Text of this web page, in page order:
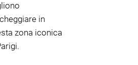
in
zona iconica